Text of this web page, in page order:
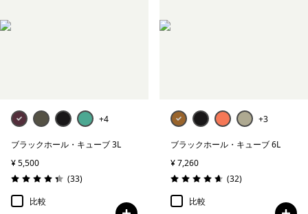
+4
ブラックホール・キューブ 3L
¥ 5,500
評価: 4.4 / 5
(33レビュー
)
比較
+3
ブラックホール・キューブ 6L
¥ 7,260
評価: 4.7 / 5
(32レビュー
)
比較